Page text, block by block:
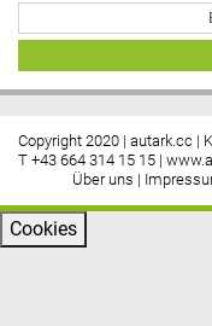
Copyright 2020 | autark.cc |
T +43 664 314 15 15 |
Über uns |
Cookies